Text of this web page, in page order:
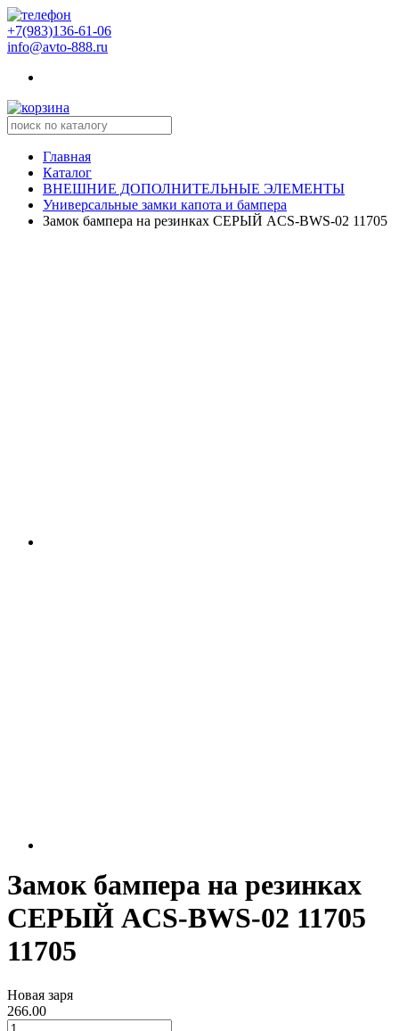
+7(983)136-61-06
info@avto-888.ru
Главная
Каталог
ВНЕШНИЕ ДОПОЛНИТЕЛЬНЫЕ ЭЛЕМЕНТЫ
Универсальные замки капота и бампера
Замок бампера на резинках СЕРЫЙ ACS-BWS-02 11705
Замок бампера на резинках
СЕРЫЙ ACS-BWS-02 11705
11705
Новая заря
266.00